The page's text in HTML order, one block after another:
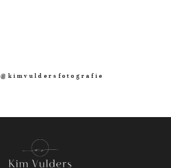
@kimvuldersfotografie